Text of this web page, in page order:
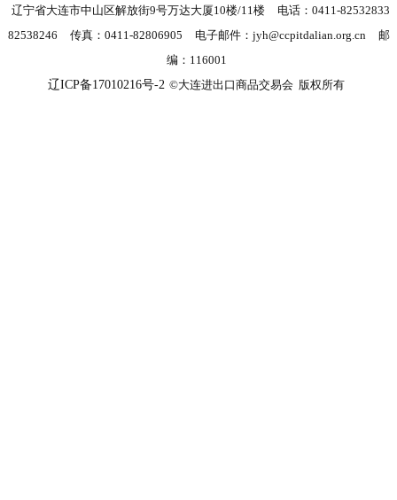
辽宁省大连市中山区解放街9号万达大厦10楼/11楼
电话：0411-82532833
82538246
传真：0411-82806905 电子邮件：jyh@ccpitdalian.org.cn
邮
编：116001
辽ICP备17010216号-2 ©大连进出口商品交易会 版权所有